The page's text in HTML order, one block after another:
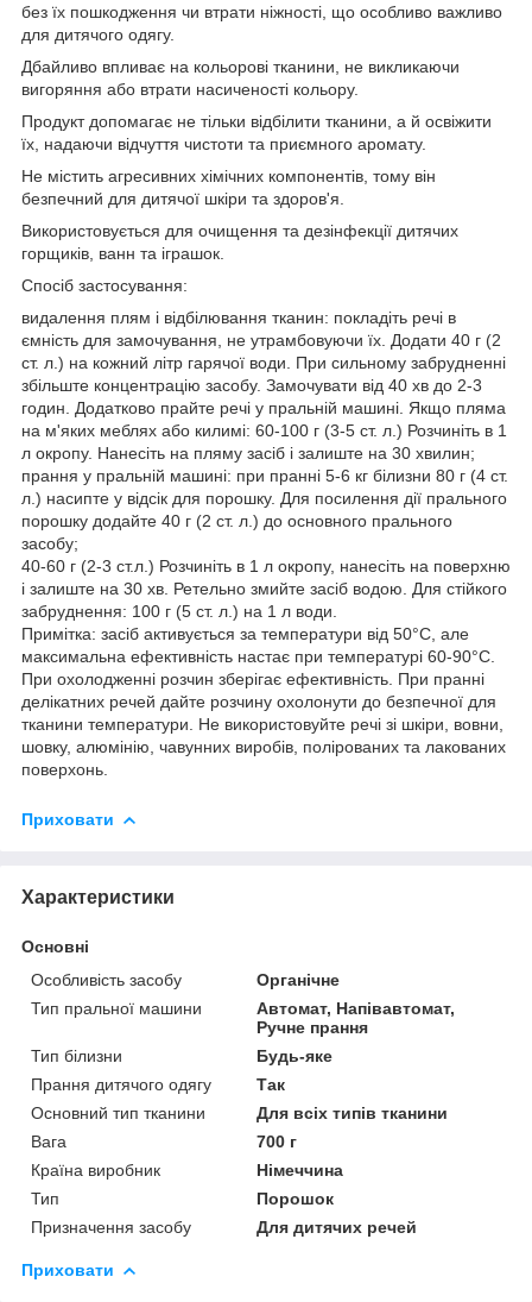
без їх пошкодження чи втрати ніжності, що особливо важливо
для дитячого одягу.
Дбайливо впливає на кольорові тканини, не викликаючи
вигоряння або втрати насиченості кольору.
Продукт допомагає не тільки відбілити тканини, а й освіжити
їх, надаючи відчуття чистоти та приємного аромату.
Не містить агресивних хімічних компонентів, тому він
безпечний для дитячої шкіри та здоров'я.
Використовується для очищення та дезінфекції дитячих
горщиків, ванн та іграшок.
Спосіб застосування:
видалення плям і відбілювання тканин: покладіть речі в
ємність для замочування, не утрамбовуючи їх. Додати 40 г (2
ст. л.) на кожний літр гарячої води. При сильному забрудненні
збільште концентрацію засобу. Замочувати від 40 хв до 2-3
годин. Додатково прайте речі у пральній машині. Якщо пляма
на м'яких меблях або килимі: 60-100 г (3-5 ст. л.) Розчиніть в 1
л окропу. Нанесіть на пляму засіб і залиште на 30 хвилин;
прання у пральній машині: при пранні 5-6 кг білизни 80 г (4 ст.
л.) насипте у відсік для порошку. Для посилення дії прального
порошку додайте 40 г (2 ст. л.) до основного прального
засобу;
40-60 г (2-3 ст.л.) Розчиніть в 1 л окропу, нанесіть на поверхню
і залиште на 30 хв. Ретельно змийте засіб водою. Для стійкого
забруднення: 100 г (5 ст. л.) на 1 л води.
Примітка: засіб активується за температури від 50°C, але
максимальна ефективність настає при температурі 60-90°C.
При охолодженні розчин зберігає ефективність. При пранні
делікатних речей дайте розчину охолонути до безпечної для
тканини температури. Не використовуйте речі зі шкіри, вовни,
шовку, алюмінію, чавунних виробів, полірованих та лакованих
поверхонь.
Приховати
Характеристики
Основні
Особливість засобу
Органічне
Тип пральної машини
Автомат, Напівавтомат,
Ручне прання
Тип білизни
Будь-яке
Прання дитячого одягу
Так
Основний тип тканини
Для всіх типів тканини
Вага
700 г
Країна виробник
Німеччина
Тип
Порошок
Призначення засобу
Для дитячих речей
Приховати